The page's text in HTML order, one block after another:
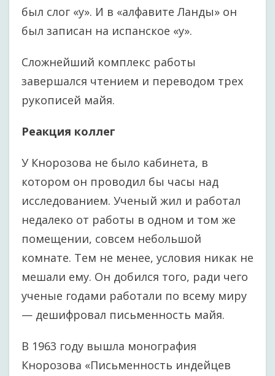
был слог «у». И в «алфавите Ланды» он
был записан на испанское «у».
Сложнейший комплекс работы
завершался чтением и переводом трех
рукописей майя.
Реакция коллег
У Кнорозова не было кабинета, в
котором он проводил бы часы над
исследованием. Ученый жил и работал
недалеко от работы в одном и том же
помещении, совсем небольшой
комнате. Тем не менее, условия никак не
мешали ему. Он добился того, ради чего
ученые годами работали по всему миру
— дешифровал письменность майя.
В 1963 году вышла монография
Кнорозова «Письменность индейцев